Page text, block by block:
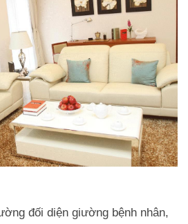
đối diện giường bệnh nhân,